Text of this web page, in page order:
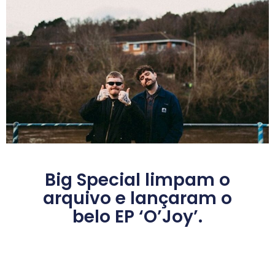
Big Special limpam o
arquivo e lançaram o
belo EP ‘O’Joy’.